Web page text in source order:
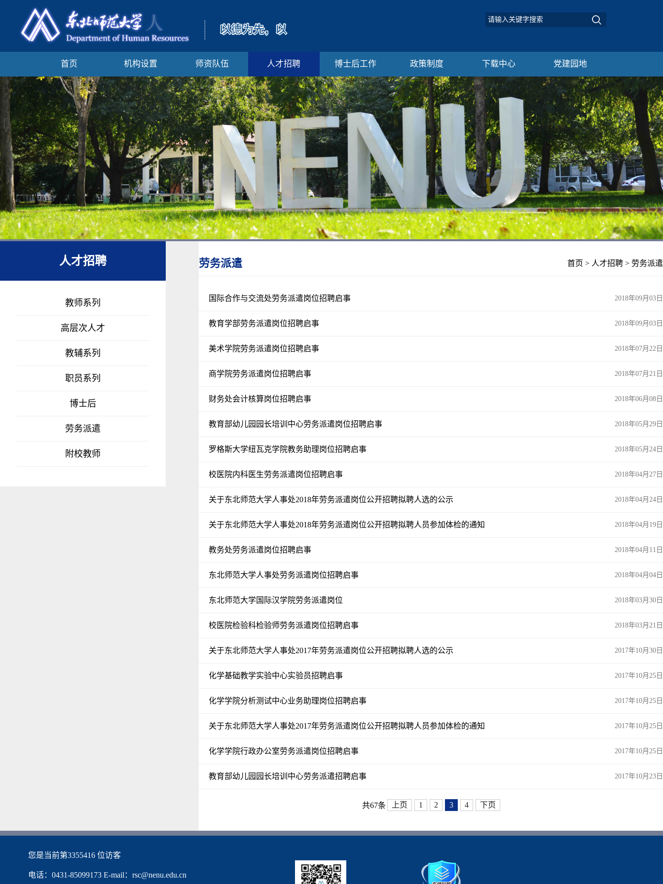
首页 机构设置 师资队伍 人才招聘 博士后工作 政策制度 下载中心 党建园地
人才招聘
教师系列
高层次人才
教辅系列
职员系列
博士后
劳务派遣
附校教师
劳务派遣 首页 > 人才招聘 > 劳务派遣
2018年09月03日
国际合作与交流处劳务派遣岗位招聘启事
2018年09月03日
教育学部劳务派遣岗位招聘启事
2018年07月22日
美术学院劳务派遣岗位招聘启事
2018年07月21日
商学院劳务派遣岗位招聘启事
2018年06月08日
财务处会计核算岗位招聘启事
2018年05月29日
教育部幼儿园园长培训中心劳务派遣岗位招聘启事
2018年05月24日
罗格斯大学纽瓦克学院教务助理岗位招聘启事
2018年04月27日
校医院内科医生劳务派遣岗位招聘启事
2018年04月24日
关于东北师范大学人事处2018年劳务派遣岗位公开招聘拟聘人选的公示
2018年04月19日
关于东北师范大学人事处2018年劳务派遣岗位公开招聘拟聘人员参加体检的通知
2018年04月11日
教务处劳务派遣岗位招聘启事
2018年04月04日
东北师范大学人事处劳务派遣岗位招聘启事
2018年03月30日
东北师范大学国际汉学院劳务派遣岗位
2018年03月21日
校医院检验科检验师劳务派遣岗位招聘启事
2017年10月30日
关于东北师范大学人事处2017年劳务派遣岗位公开招聘拟聘人选的公示
2017年10月25日
化学基础教学实验中心实验员招聘启事
2017年10月25日
化学学院分析测试中心业务助理岗位招聘启事
2017年10月25日
关于东北师范大学人事处2017年劳务派遣岗位公开招聘拟聘人员参加体检的通知
2017年10月25日
化学学院行政办公室劳务派遣岗位招聘启事
2017年10月23日
教育部幼儿园园长培训中心劳务派遣招聘启事
共67条 上页 1 2 3 4 下页
您是当前第3355416 位访客
电话：0431-85099173 E-mail：rsc@nenu.edu.cn